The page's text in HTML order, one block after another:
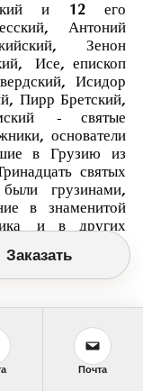
и 12 его
Антоний
Зенон
Исе, епископ
Исидор
Пирр Бретский,
- святые
основатели
в Грузию из
святых
грузинами,
в знаменитой
и в других
целью вернуться
подвижников,
О месте
не сохранилось.
Заказать
Почта